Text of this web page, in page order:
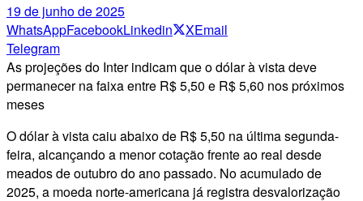
19 de junho de 2025
WhatsAppFacebookLinkedin XEmail
Telegram
As projeções do Inter indicam que o dólar à vista deve
permanecer na faixa entre R$ 5,50 e R$ 5,60 nos próximos
meses
O dólar à vista caiu abaixo de R$ 5,50 na última segunda-
feira, alcançando a menor cotação frente ao real desde
meados de outubro do ano passado. No acumulado de
2025, a moeda norte-americana já registra desvalorização